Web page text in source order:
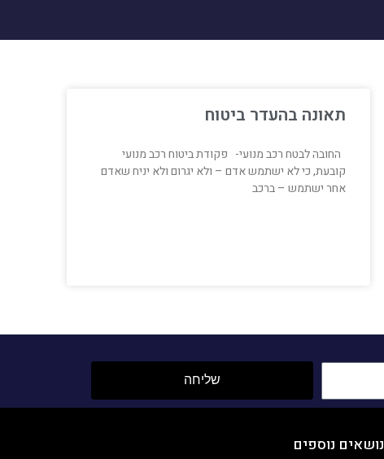
תאונה בהעדר ביטוח
החובה לבטח רכב מנועי- פקודת ביטוח רכב מנועי
קובעת, כי לא ישתמש אדם – ולא יגרום ולא יניח שאדם
אחר ישתמש – ברכב
שליחה
נושאים נוספים